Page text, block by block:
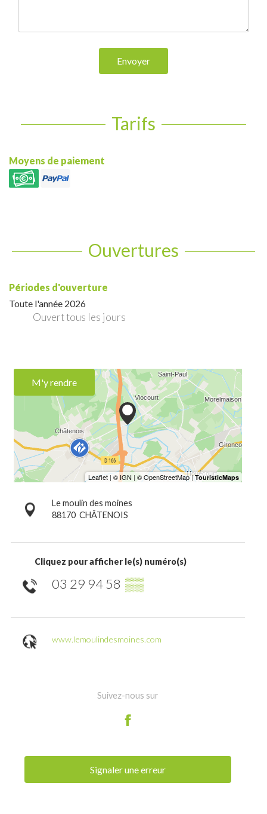
Envoyer
Tarifs
Moyens de paiement
Ouvertures
Périodes d'ouverture
Toute l'année 2026
Ouverttous les jours
M'y rendre
Le moulin des moines
88170 CHÂTENOIS
Cliquez pour afficher le(s) numéro(s)
03 29 94 58 ▒▒
www.lemoulindesmoines.com
Suivez-nous sur
Signaler une erreur